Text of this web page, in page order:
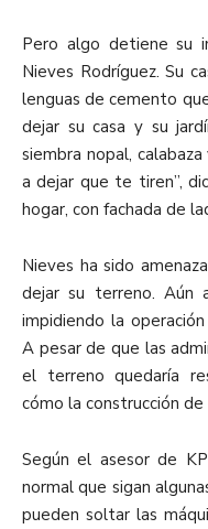
Pero algo detiene su
Nieves Rodríguez. Su
lenguas de cemento
dejar su casa y su
siembra nopal,
a dejar que te tiren”,
hogar, con fachada de
Nieves ha sido
dejar su terreno. Aún
impidiendo la
A pesar de que las
el terreno quedaría
cómo la construcción
Según el asesor de
normal que sigan
pueden soltar las